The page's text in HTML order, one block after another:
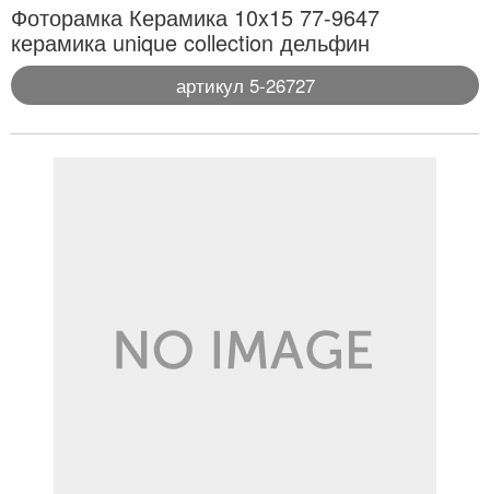
Фоторамка Керамика 10x15 77-9647
керамика unique collection дельфин
артикул 5-26727